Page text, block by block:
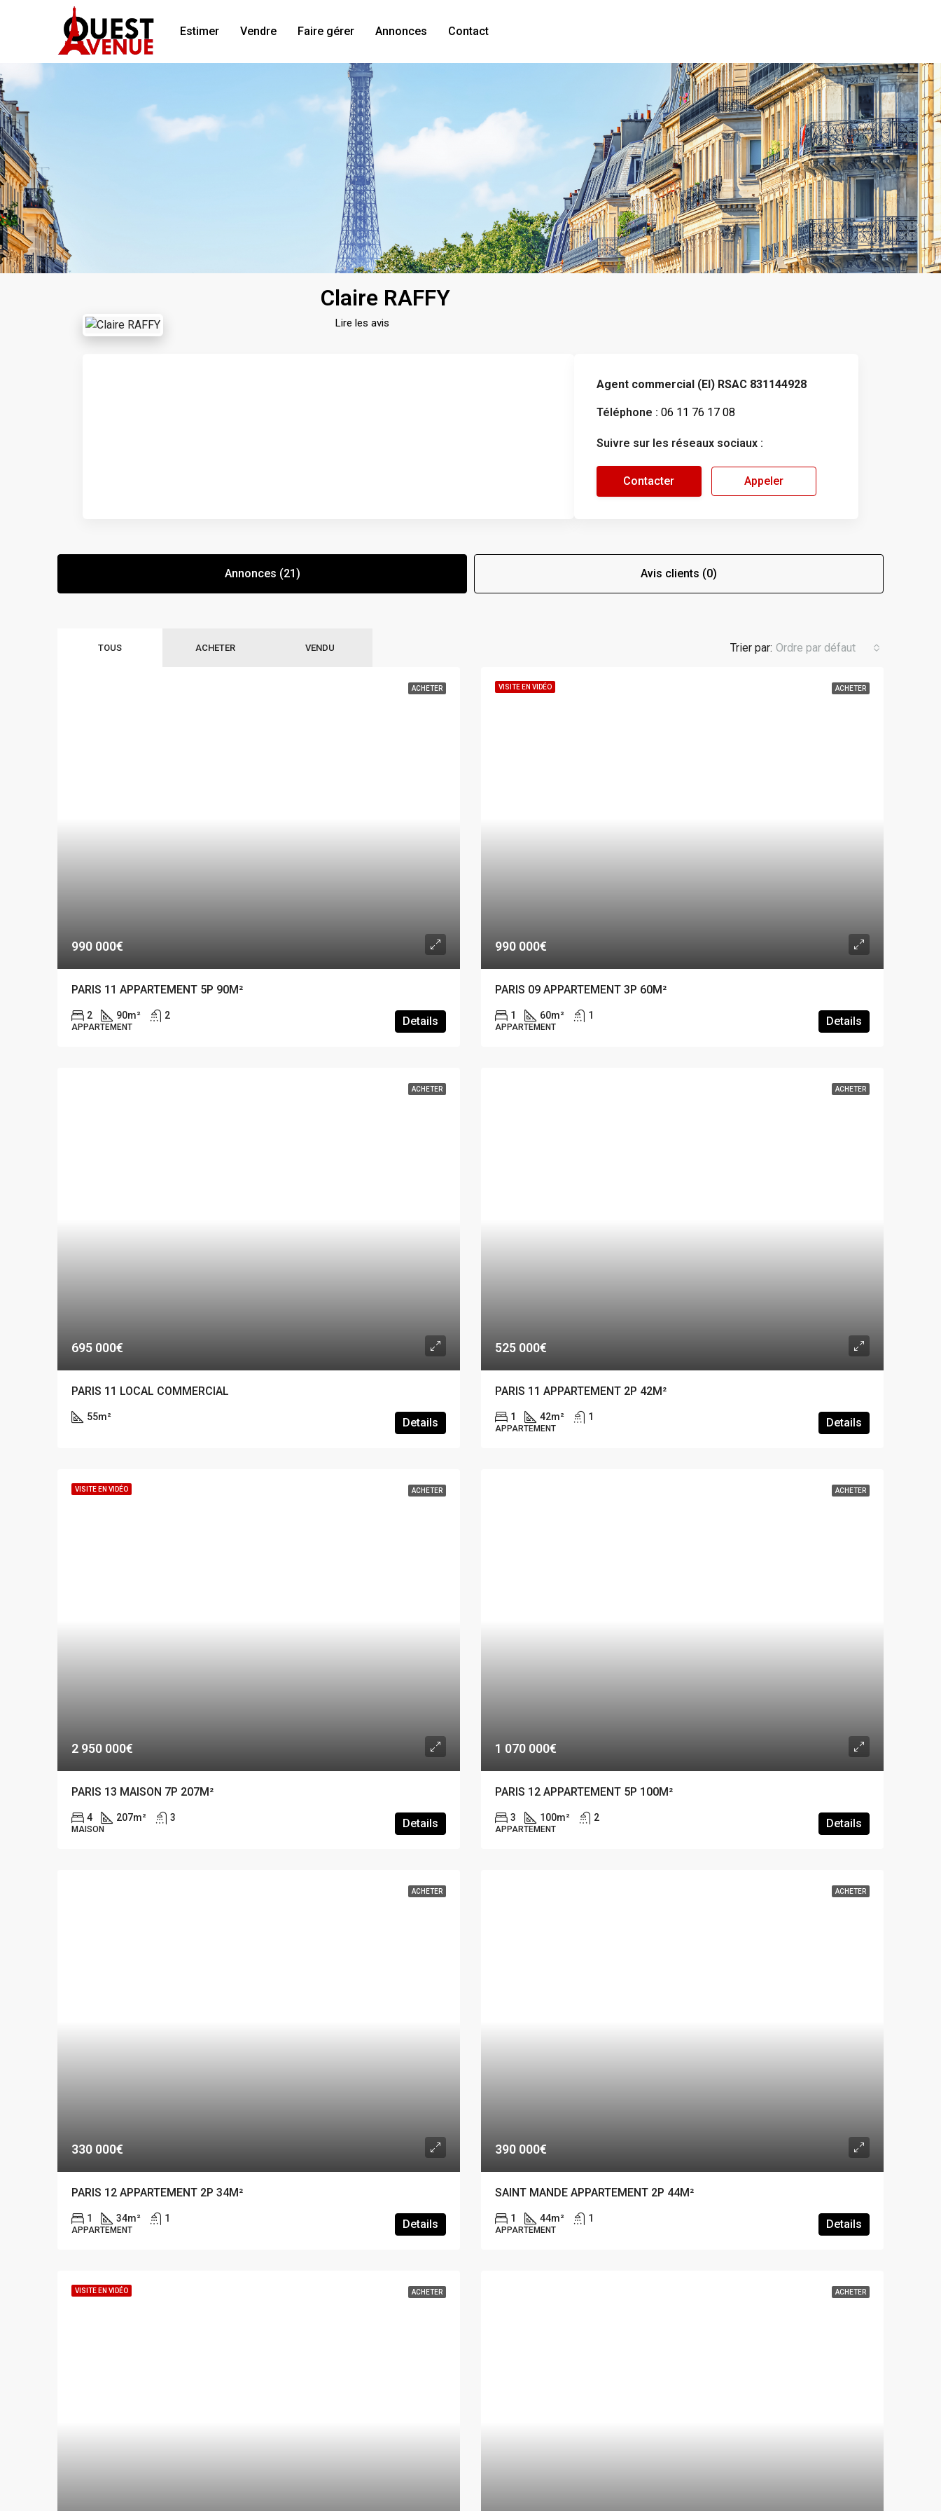
Estimer Vendre Faire gérer Annonces Contact
Claire RAFFY
Lire les avis
Agent commercial (EI) RSAC 831144928
Téléphone : 06 11 76 17 08
Suivre sur les réseaux sociaux :
Contacter Appeler
Annonces (21) Avis clients (0)
TOUS ACHETER VENDU Trier par: Ordre par défaut
ACHETER
990 000€
PARIS 11 APPARTEMENT 5P 90M²
2 90m² 2
APPARTEMENT Details
VISITE EN VIDÉO ACHETER
990 000€
PARIS 09 APPARTEMENT 3P 60M²
1 60m² 1
APPARTEMENT Details
ACHETER
695 000€
PARIS 11 LOCAL COMMERCIAL
55m² Details
ACHETER
525 000€
PARIS 11 APPARTEMENT 2P 42M²
1 42m² 1
APPARTEMENT Details
VISITE EN VIDÉO ACHETER
2 950 000€
PARIS 13 MAISON 7P 207M²
4 207m² 3
MAISON Details
ACHETER
1 070 000€
PARIS 12 APPARTEMENT 5P 100M²
3 100m² 2
APPARTEMENT Details
ACHETER
330 000€
PARIS 12 APPARTEMENT 2P 34M²
1 34m² 1
APPARTEMENT Details
ACHETER
390 000€
SAINT MANDE APPARTEMENT 2P 44M²
1 44m² 1
APPARTEMENT Details
VISITE EN VIDÉO ACHETER ACHETER